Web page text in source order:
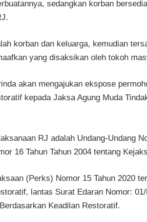
sedangkan korban
korban dan keluarga, kemudian
yang disaksikan oleh tokoh
akan mengajukan ekspose
kepada Jaksa Agung Muda
RJ adalah Undang-Undang
16 Tahun Tahun 2004 tentang
(Perks) Nomor 15 Tahun 2020
lantas Surat Edaran Nomor:
Keadilan Restoratif.